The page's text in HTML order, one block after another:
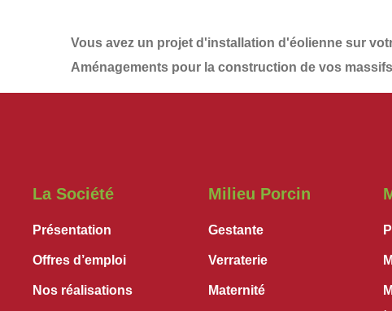
Vous avez un projet d'installation d'éolienne sur
Aménagements pour la construction de vos
La Société
Présentation
Offres d’emploi
Nos réalisations
Milieu Porcin
Gestante
Verraterie
Maternité